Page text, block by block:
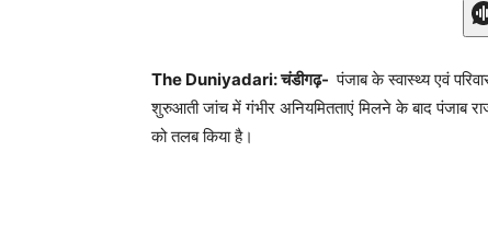
The Duniyadari: चंडीगढ़- पंजाब के स्वास्थ्य एवं
शुरुआती जांच में गंभीर अनियमितताएं मिलने के बाद पंजाब
को तलब किया है।